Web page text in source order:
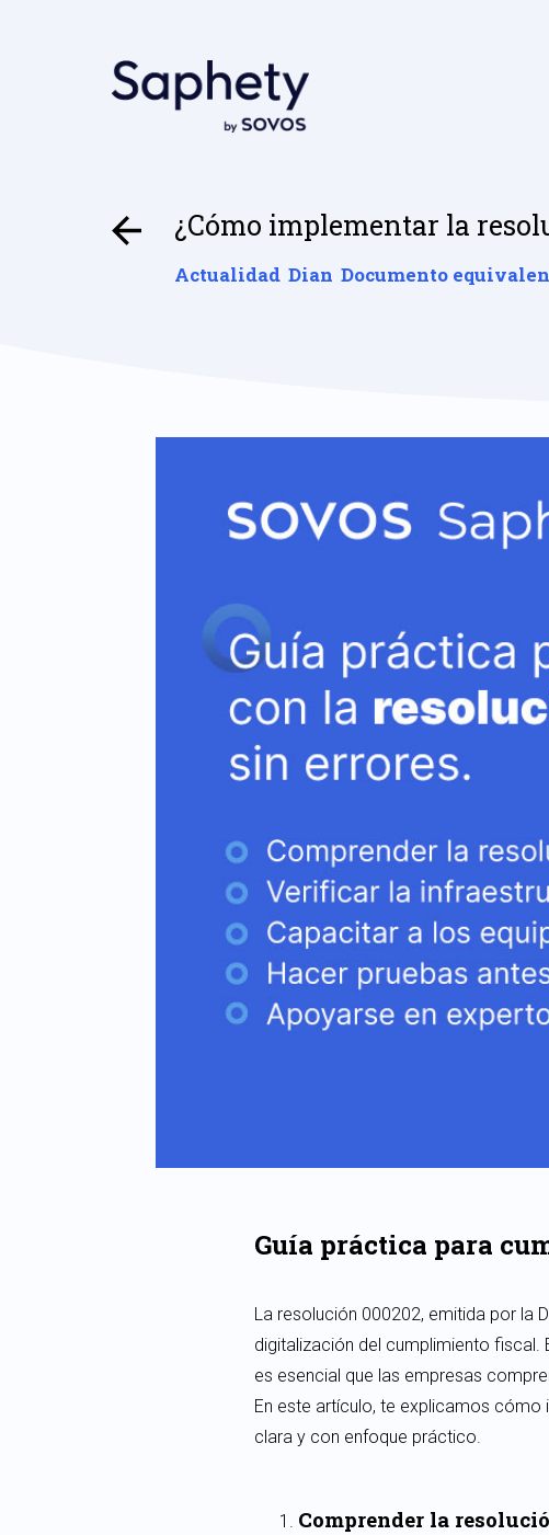
¿Cómo implementar la
Actualidad Dian Documento
Guía práctica para
La resolución 000202, emitida por la
digitalización del cumplimiento fiscal.
es esencial que las empresas
En este artículo, te explicamos
clara y con enfoque práctico.
Comprender la